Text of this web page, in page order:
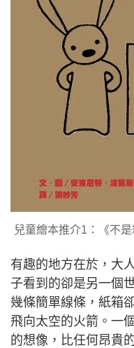
兒童繪本推介1：《不
有趣的地方在於，大
子看到的卻是另一個
幾條簡單線條，紙箱
飛向太空的火箭。一
的想像，比任何昂貴